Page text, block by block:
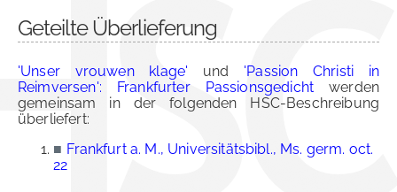
Geteilte Überlieferung
'Unser vrouwen klage' und 'Passion Christi in
Reimversen': Frankfurter Passionsgedicht werden
gemeinsam in der folgenden HSC-Beschreibung
überliefert:
■ Frankfurt a. M., Universitätsbibl., Ms. germ. oct.
22